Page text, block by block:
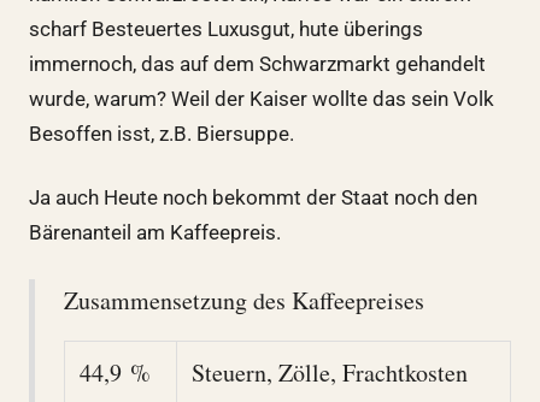
scharf Besteuertes Luxusgut, hute überings
immernoch, das auf dem Schwarzmarkt gehandelt
wurde, warum? Weil der Kaiser wollte das sein Volk
Besoffen isst, z.B. Biersuppe.
Ja auch Heute noch bekommt der Staat noch den
Bärenanteil am Kaffeepreis.
Zusammensetzung des Kaffeepreises
44,9 %
Steuern, Zölle, Frachtkosten